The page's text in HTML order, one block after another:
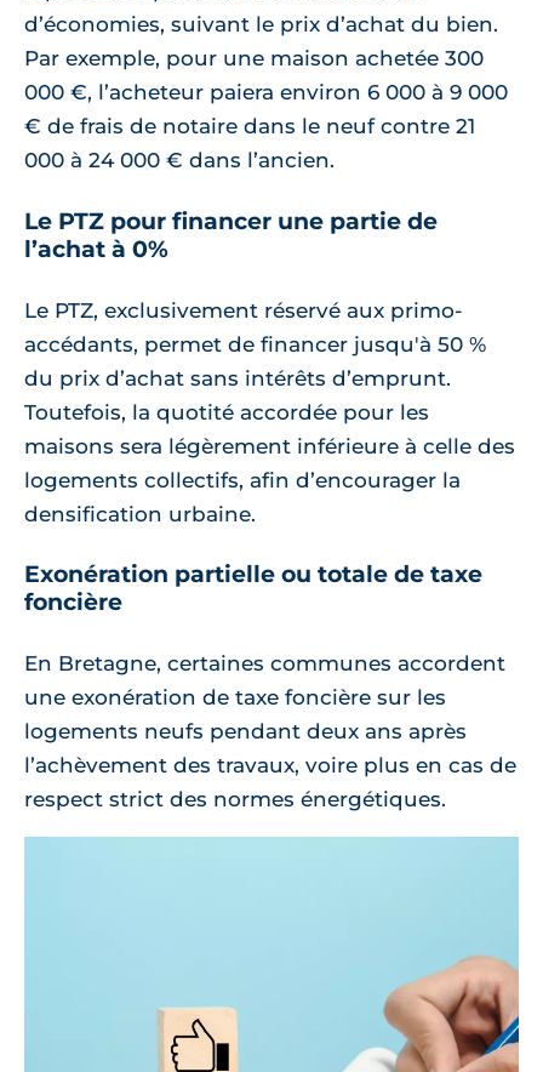
d’économies, suivant le prix d’achat du bien.
Par exemple, pour une maison achetée 300
000 €, l’acheteur paiera environ 6 000 à 9 000
€ de frais de notaire dans le neuf contre 21
000 à 24 000 € dans l’ancien.
Le PTZ pour financer une partie de
l’achat à 0%
Le PTZ, exclusivement réservé aux primo-
accédants, permet de financer jusqu'à 50 %
du prix d’achat sans intérêts d’emprunt.
Toutefois, la quotité accordée pour les
maisons sera légèrement inférieure à celle des
logements collectifs, afin d’encourager la
densification urbaine.
Exonération partielle ou totale de taxe
foncière
En Bretagne, certaines communes accordent
une exonération de taxe foncière sur les
logements neufs pendant deux ans après
l’achèvement des travaux, voire plus en cas de
respect strict des normes énergétiques.